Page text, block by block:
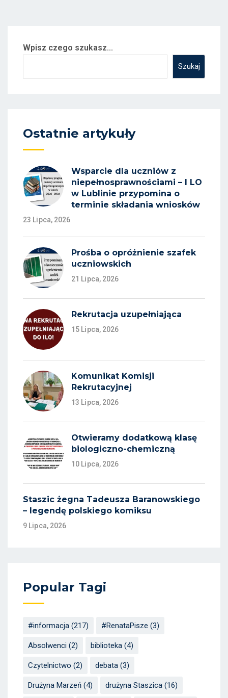
Wpisz czego szukasz...
Szukaj
Ostatnie artykuły
Wsparcie dla uczniów z
niepełnosprawnościami – I LO
w Lublinie przypomina o
terminie składania wniosków
23 Lipca, 2026
Prośba o opróżnienie szafek
uczniowskich
21 Lipca, 2026
Rekrutacja uzupełniająca
15 Lipca, 2026
Komunikat Komisji
Rekrutacyjnej
13 Lipca, 2026
Otwieramy dodatkową klasę
biologiczno-chemiczną
10 Lipca, 2026
Staszic żegna Tadeusza Baranowskiego
– legendę polskiego komiksu
9 Lipca, 2026
Popular Tagi
#informacja (217) #RenataPisze (3)
Absolwenci (2) biblioteka (4)
Czytelnictwo (2) debata (3)
Drużyna Marzeń (4) drużyna Staszica (16)